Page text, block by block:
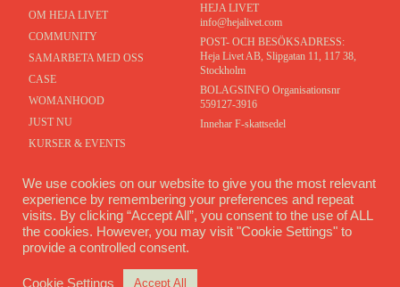
OM HEJA LIVET
COMMUNITY
SAMARBETA MED OSS
CASE
WOMANHOOD
JUST NU
KURSER & EVENTS
KONTAKT
HEJA LIVET
info@hejalivet.com
POST- OCH BESÖKSADRESS:
Heja Livet AB, Slipgatan 11, 117 38,
Stockholm
BOLAGSINFO Organisationsnr
559127-3916
Innehar F-skattsedel
COMMUNITY
We use cookies on our website to give you the most relevant
experience by remembering your preferences and repeat
visits. By clicking “Accept All”, you consent to the use of ALL
the cookies. However, you may visit "Cookie Settings" to
provide a controlled consent.
Cookie Settings Accept All